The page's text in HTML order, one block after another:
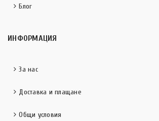
Блог
ИНФОРМАЦИЯ
За нас
Доставка и плащане
Общи условия